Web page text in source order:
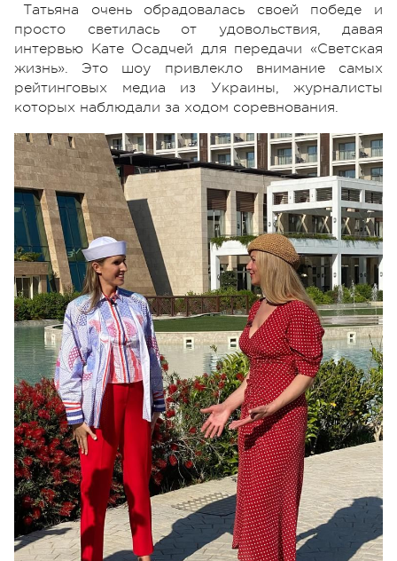
Татьяна очень обрадовалась своей победе и
просто светилась от удовольствия, давая
интервью Кате Осадчей для передачи «Светская
жизнь». Это шоу привлекло внимание самых
рейтинговых медиа из Украины, журналисты
которых наблюдали за ходом соревнования.